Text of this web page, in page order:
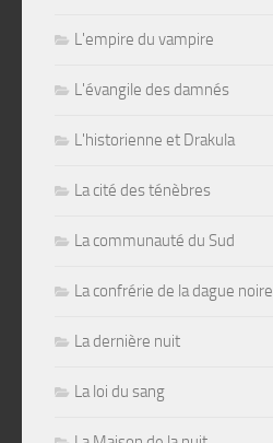
L'empire du vampire
L'évangile des damnés
L'historienne et Drakula
La cité des ténèbres
La communauté du Sud
La confrérie de la dague noire
La dernière nuit
La loi du sang